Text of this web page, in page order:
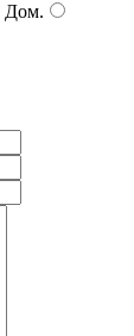
Дом.